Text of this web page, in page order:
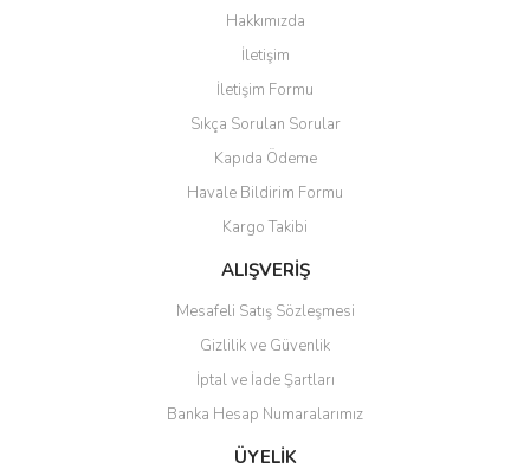
Yorum Yaz
Ürün resmi kalitesiz, bozuk veya görüntülenemiyor.
Ürün açıklamasında eksik bilgiler bulunuyor.
Ürün bilgilerinde hatalar bulunuyor.
Ürün fiyatı diğer sitelerden daha pahalı.
Bu ürüne benzer farklı alternatifler olmalı.
Gönder
Hakkımızda
İletişim
İletişim Formu
Sıkça Sorulan Sorular
Kapıda Ödeme
Havale Bildirim Formu
Kargo Takibi
ALIŞVERİŞ
Mesafeli Satış Sözleşmesi
Gizlilik ve Güvenlik
İptal ve İade Şartları
Banka Hesap Numaralarımız
ÜYELİK